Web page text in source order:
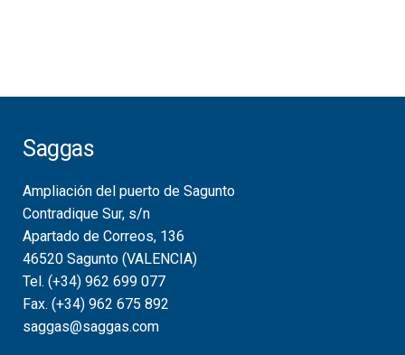
Saggas
Ampliación del puerto de Sagunto
Contradique Sur, s/n
Apartado de Correos, 136
46520 Sagunto (VALENCIA)
Tel. (+34) 962 699 077
Fax. (+34) 962 675 892
saggas@saggas.com